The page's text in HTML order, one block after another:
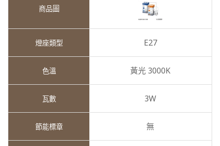
E27
黃光 3000K
3W
無